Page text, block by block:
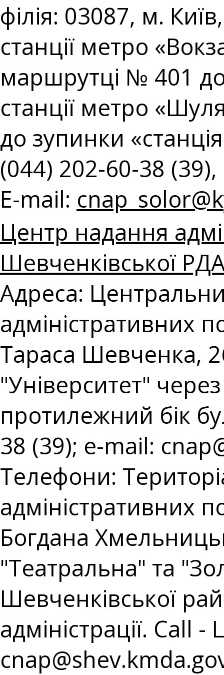
філія: 03087, м.
станції метро
маршрутці № 401
станції метро
до зупинки
(044) 202-60-38
E-mail:
Центр надання
Шевченківської
Адреса:
адміністративних
Тараса Шевченка,
"Університет"
протилежний бік
38 (39); e-mail:
Телефони:
адміністративних
Богдана
"Театральна" та
Шевченківської
адміністрації. Call